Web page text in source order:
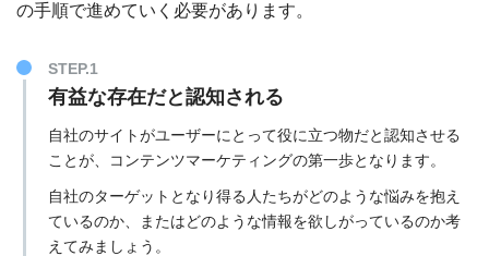
の手順で進めていく必要があります。
STEP.1
有益な存在だと認知される
自社のサイトがユーザーにとって役に立つ物だと認知させる
ことが、コンテンツマーケティングの第一歩となります。
自社のターゲットとなり得る人たちがどのような悩みを抱え
ているのか、またはどのような情報を欲しがっているのか考
えてみましょう。